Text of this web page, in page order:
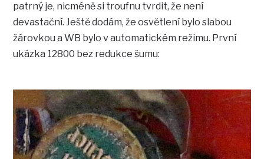
patrný je, nicméně si troufnu tvrdit, že není
devastační. Ještě dodám, že osvětlení bylo slabou
žárovkou a WB bylo v automatickém režimu. První
ukázka 12800 bez redukce šumu: